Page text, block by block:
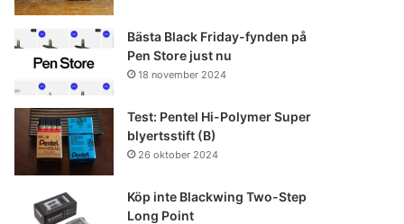
Bästa Black Friday-fynden på
Pen Store just nu
18 november 2024
Test: Pentel Hi-Polymer Super
blyertsstift (B)
26 oktober 2024
Köp inte Blackwing Two-Step
Long Point